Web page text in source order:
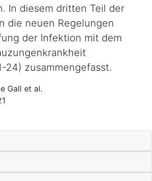
In diesem dritten Teil der
die neuen Regelungen
der Infektion mit dem
24) zusammengefasst.
Gall et al.